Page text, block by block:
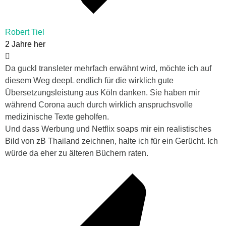
Robert Tiel
2 Jahre her
Da guckl transleter mehrfach erwähnt wird, möchte ich auf
diesem Weg deepL endlich für die wirklich gute
Übersetzungsleistung aus Köln danken. Sie haben mir
während Corona auch durch wirklich anspruchsvolle
medizinische Texte geholfen.
Und dass Werbung und Netflix soaps mir ein realistisches
Bild von zB Thailand zeichnen, halte ich für ein Gerücht. Ich
würde da eher zu älteren Büchern raten.